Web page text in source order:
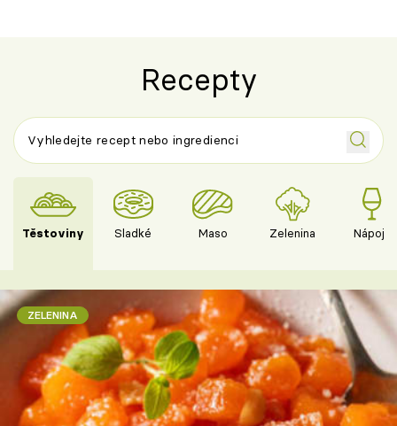
Recepty
Těstoviny Sladké Maso Zelenina Nápoje
ZELENINA